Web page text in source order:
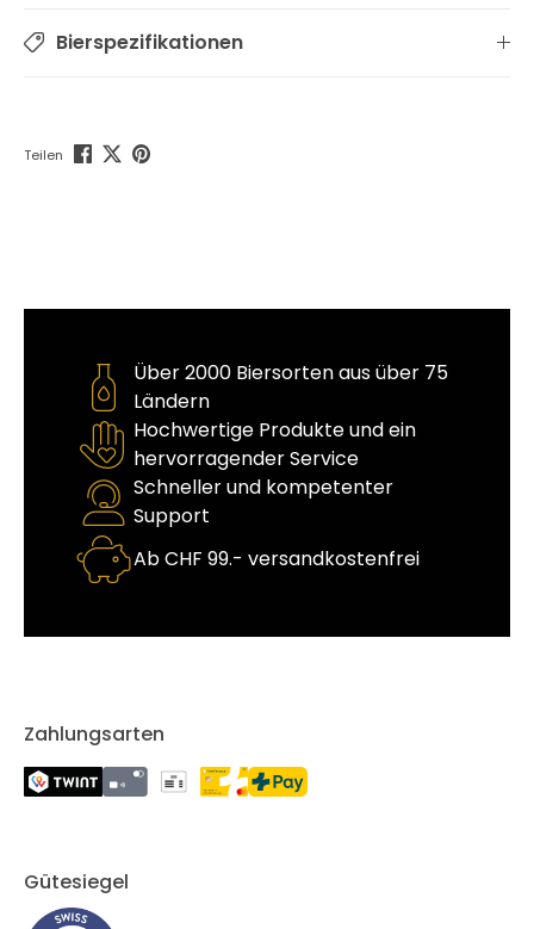
Bierspezifikationen
Teilen
Über 2000 Biersorten aus über 75
Ländern
Hochwertige Produkte und ein
hervorragender Service
Schneller und kompetenter
Support
Ab CHF 99.- versandkostenfrei
Zahlungsarten
Gütesiegel